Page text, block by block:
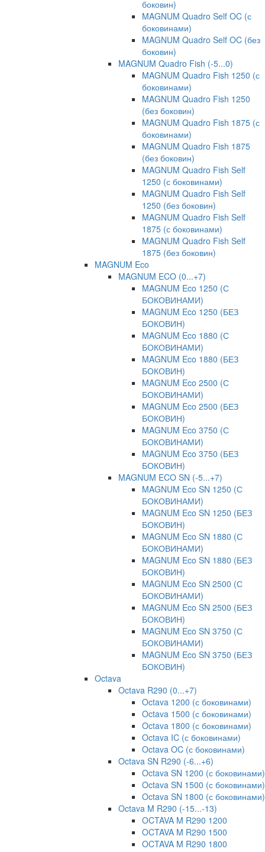
боковин)
MAGNUM Quadro Self OC (с
боковинами)
MAGNUM Quadro Self OC (без
боковин)
MAGNUM Quadro Fish (-5...0)
MAGNUM Quadro Fish 1250 (с
боковинами)
MAGNUM Quadro Fish 1250
(без боковин)
MAGNUM Quadro Fish 1875 (с
боковинами)
MAGNUM Quadro Fish 1875
(без боковин)
MAGNUM Quadro Fish Self
1250 (с боковинами)
MAGNUM Quadro Fish Self
1250 (без боковин)
MAGNUM Quadro Fish Self
1875 (с боковинами)
MAGNUM Quadro Fish Self
1875 (без боковин)
MAGNUM Eco
MAGNUM ECO (0...+7)
MAGNUM Eco 1250 (С
БОКОВИНАМИ)
MAGNUM Eco 1250 (БЕЗ
БОКОВИН)
MAGNUM Eco 1880 (С
БОКОВИНАМИ)
MAGNUM Eco 1880 (БЕЗ
БОКОВИН)
MAGNUM Eco 2500 (С
БОКОВИНАМИ)
MAGNUM Eco 2500 (БЕЗ
БОКОВИН)
MAGNUM Eco 3750 (С
БОКОВИНАМИ)
MAGNUM Eco 3750 (БЕЗ
БОКОВИН)
MAGNUM ECO SN (-5...+7)
MAGNUM Eco SN 1250 (С
БОКОВИНАМИ)
MAGNUM Eco SN 1250 (БЕЗ
БОКОВИН)
MAGNUM Eco SN 1880 (С
БОКОВИНАМИ)
MAGNUM Eco SN 1880 (БЕЗ
БОКОВИН)
MAGNUM Eco SN 2500 (С
БОКОВИНАМИ)
MAGNUM Eco SN 2500 (БЕЗ
БОКОВИН)
MAGNUM Eco SN 3750 (С
БОКОВИНАМИ)
MAGNUM Eco SN 3750 (БЕЗ
БОКОВИН)
Octava
Octava R290 (0...+7)
Octava 1200 (с боковинами)
Octava 1500 (с боковинами)
Octava 1800 (с боковинами)
Octava IC (с боковинами)
Octava OC (с боковинами)
Octava SN R290 (-6...+6)
Octava SN 1200 (с боковинами)
Octava SN 1500 (с боковинами)
Octava SN 1800 (с боковинами)
Octava M R290 (-15...-13)
OCTAVA M R290 1200
OCTAVA M R290 1500
OCTAVA M R290 1800